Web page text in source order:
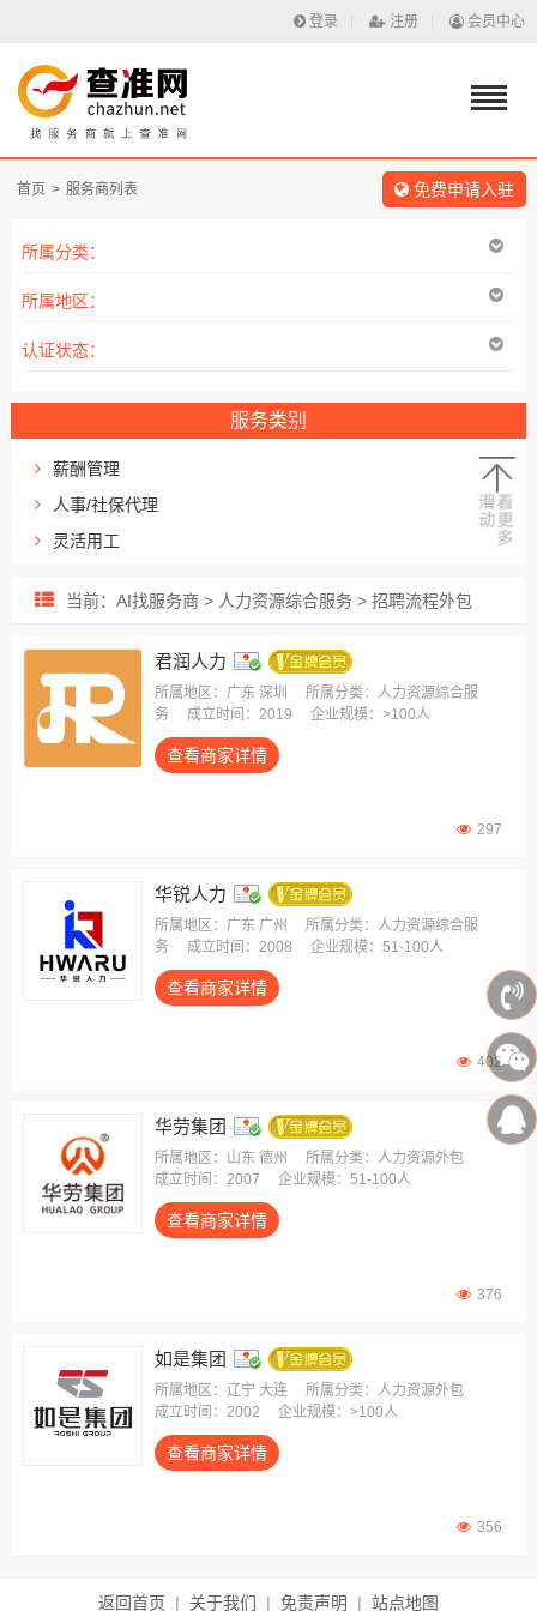
登录 注册 会员中心
首页 > 服务商列表 免费申请入驻
所属分类：
所属地区：
认证状态：
服务类别
薪酬管理
人事/社保代理
灵活用工
人力资源外包
招聘流程外包
业务/岗位外包
雇主责任险
当前：AI找服务商 > 人力资源综合服务 > 招聘流程外包
君润人力
所属地区：广东 深圳
所属分类：人力资源综合服
务
成立时间：2019 企业规模：>100人
查看商家详情
297
华锐人力
所属地区：广东 广州
所属分类：人力资源综合服
务
成立时间：2008 企业规模：51-100人
查看商家详情
402
华劳集团
所属地区：山东 德州
所属分类：人力资源外包
成立时间：2007
企业规模：51-100人
查看商家详情
376
如是集团
所属地区：辽宁 大连
所属分类：人力资源外包
成立时间：2002
企业规模：>100人
查看商家详情
356
返回首页 | 关于我们 | 免责声明 | 站点地图